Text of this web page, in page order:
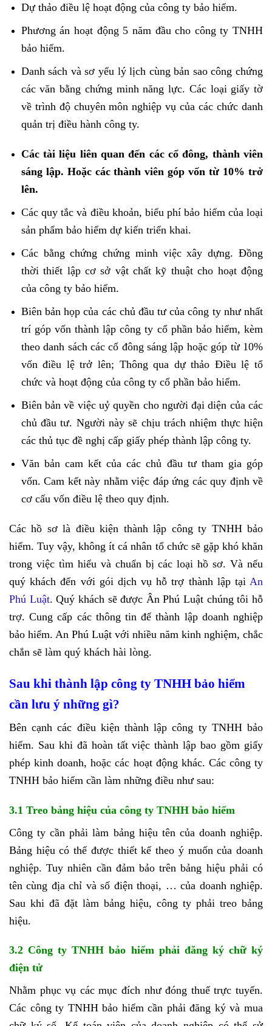
Dự thảo điều lệ hoạt động của công ty bảo hiểm.
Phương án hoạt động 5 năm đầu cho công ty TNHH
bảo hiểm.
Danh sách và sơ yếu lý lịch cùng bản sao công chứng
các văn bằng chứng minh năng lực. Các loại giấy tờ
về trình độ chuyên môn nghiệp vụ của các chức danh
quản trị điều hành công ty.
Các tài liệu liên quan đến các cổ đông, thành viên
sáng lập. Hoặc các thành viên góp vốn từ 10% trở
lên.
Các quy tắc và điều khoản, biểu phí bảo hiểm của loại
sản phẩm bảo hiểm dự kiến triển khai.
Các bằng chứng chứng minh việc xây dựng. Đồng
thời thiết lập cơ sở vật chất kỹ thuật cho hoạt động
của công ty bảo hiểm.
Biên bản họp của các chủ đầu tư của công ty như nhất
trí góp vốn thành lập công ty cổ phần bảo hiểm, kèm
theo danh sách các cổ đông sáng lập hoặc góp từ 10%
vốn điều lệ trở lên; Thông qua dự thảo Điều lệ tổ
chức và hoạt động của công ty cổ phần bảo hiểm.
Biên bản về việc uỷ quyền cho người đại diện của các
chủ đầu tư. Người này sẽ chịu trách nhiệm thực hiện
các thủ tục đề nghị cấp giấy phép thành lập công ty.
Văn bản cam kết của các chủ đầu tư tham gia góp
vốn. Cam kết này nhằm việc đáp ứng các quy định về
cơ cấu vốn điều lệ theo quy định.
Các hồ sơ là điều kiện thành lập công ty TNHH bảo
hiểm. Tuy vậy, không ít cá nhân tổ chức sẽ gặp khó khăn
trong việc tìm hiểu và chuẩn bị các loại hồ sơ. Và nếu
quý khách đến với gói dịch vụ hỗ trợ thành lập tại An
Phú Luật. Quý khách sẽ được Ân Phú Luật chúng tôi hỗ
trợ. Cung cấp các thông tin để thành lập doanh nghiệp
bảo hiểm. An Phú Luật với nhiều năm kinh nghiệm, chắc
chắn sẽ làm quý khách hài lòng.
Sau khi thành lập công ty TNHH bảo hiểm
cần lưu ý những gì?
Bên cạnh các điều kiện thành lập công ty TNHH bảo
hiểm. Sau khi đã hoàn tất việc thành lập bao gồm giấy
phép kinh doanh, hoặc các hoạt động khác. Các công ty
TNHH bảo hiểm cần làm những điều như sau:
3.1 Treo bảng hiệu của công ty TNHH bảo hiểm
Công ty cần phải làm bảng hiệu tên của doanh nghiệp.
Bảng hiệu có thể được thiết kế theo ý muốn của doanh
nghiệp. Tuy nhiên cần đảm bảo trên bảng hiệu phải có
tên cùng địa chỉ và số điện thoại, … của doanh nghiệp.
Sau khi đã đặt làm bảng hiệu, công ty phải treo bảng
hiệu.
3.2 Công ty TNHH bảo hiểm phải đăng ký chữ ký
điện tử
Nhằm phục vụ các mục đích như đóng thuế trực tuyến.
Các công ty TNHH bảo hiểm cần phải đăng ký và mua